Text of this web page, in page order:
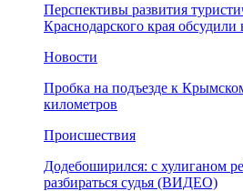
Перспективы развития
Краснодарского края обсудили
Новости
Пробка на подъезде к
километров
Происшествия
Додебоширился: с хулиганом
разбираться судья (ВИДЕО)